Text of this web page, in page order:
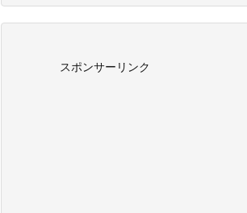
スポンサーリンク